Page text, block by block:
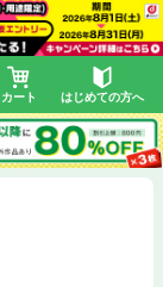
カート はじめての方へ